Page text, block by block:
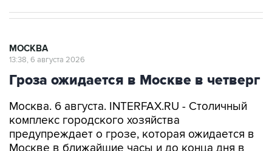
МОСКВА
13:38, 6 августа 2026
Гроза ожидается в Москве в четверг
Москва. 6 августа. INTERFAX.RU - Столичный
комплекс городского хозяйства
предупреждает о грозе, которая ожидается в